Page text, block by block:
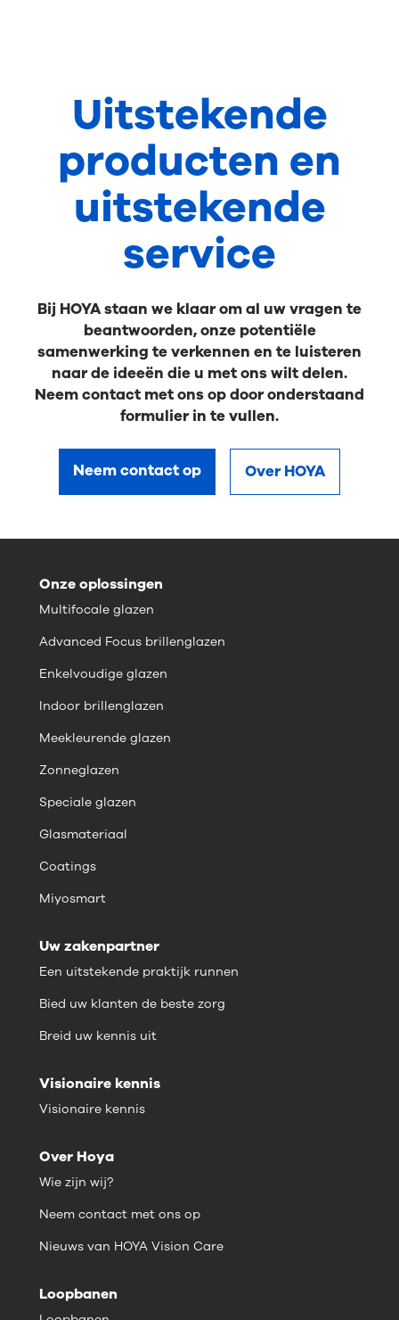
Uitstekende
producten en
uitstekende
service
Bij HOYA staan we klaar om al uw vragen te
beantwoorden, onze potentiële
samenwerking te verkennen en te luisteren
naar de ideeën die u met ons wilt delen.
Neem contact met ons op door onderstaand
formulier in te vullen.
Neem contact op Over HOYA
Onze oplossingen
Multifocale glazen
Advanced Focus brillenglazen
Enkelvoudige glazen
Indoor brillenglazen
Meekleurende glazen
Zonneglazen
Speciale glazen
Glasmateriaal
Coatings
Miyosmart
Uw zakenpartner
Een uitstekende praktijk runnen
Bied uw klanten de beste zorg
Breid uw kennis uit
Visionaire kennis
Visionaire kennis
Over Hoya
Wie zijn wij?
Neem contact met ons op
Nieuws van HOYA Vision Care
Loopbanen